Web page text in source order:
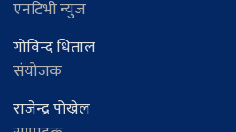
एनटिभी न्युज
गोविन्द धिताल
संयोजक
राजेन्द्र पोख्रेल